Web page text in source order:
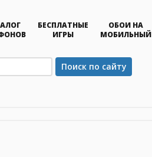
БЕСПЛАТНЫЕ
ИГРЫ
ОБОИ НА
МОБИЛЬНЫЙ
Поиск по сайту